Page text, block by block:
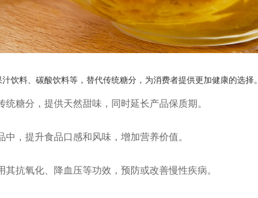
饮料、碳酸饮料等，替代传统糖分，为消费者提供更加健康的选择。
糖分，提供天然甜味，同时延长产品保质期。
，提升食品口感和风味，增加营养价值。
抗氧化、降血压等功效，预防或改善慢性疾病。